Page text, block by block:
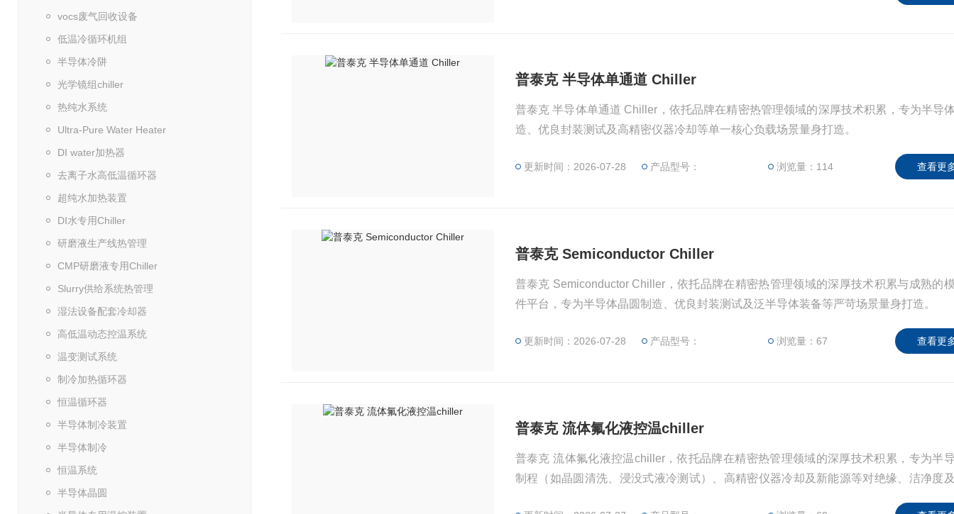
vocs废气回收设备
低温冷循环机组
半导体冷阱
光学镜组chiller
热纯水系统
Ultra-Pure Water Heater
DI water加热器
去离子水高低温循环器
超纯水加热装置
DI水专用Chiller
研磨液生产线热管理
CMP研磨液专用Chiller
Slurry供给系统热管理
湿法设备配套冷却器
高低温动态控温系统
温变测试系统
制冷加热循环器
恒温循环器
半导体制冷装置
半导体制冷
恒温系统
半导体晶圆
普泰克 半导体单通道 Chiller
普泰克 半导体单通道 Chiller，依托品牌在精密热管理领域的深厚技术积累，专为半导
造、优良封装测试及高精密仪器冷却等单一核心负载场景量身打造。
更新时间：2026-07-28 产品型号： 浏览量：114 查看更
普泰克 Semiconductor Chiller
普泰克 Semiconductor Chiller，依托品牌在精密热管理领域的深厚技术积累与成熟的
件平台，专为半导体晶圆制造、优良封装测试及泛半导体装备等严苛场景量身打造。
更新时间：2026-07-28 产品型号： 浏览量：67 查看更
普泰克 流体氟化液控温chiller
普泰克 流体氟化液控温chiller，依托品牌在精密热管理领域的深厚技术积累，专为半
制程（如晶圆清洗、浸没式液冷测试）、高精密仪器冷却及新能源等对绝缘、洁净度